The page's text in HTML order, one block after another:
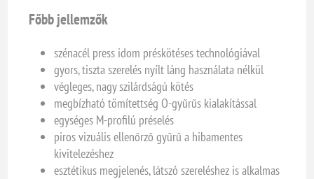
Főbb jellemzők
szénacél press idom préskötéses technológiával
gyors, tiszta szerelés nyílt láng használata nélkül
végleges, nagy szilárdságú kötés
megbízható tömítettség O-gyűrűs kialakítással
egységes M-profilú préselés
piros vizuális ellenőrző gyűrű a hibamentes
kivitelezéshez
esztétikus megjelenés, látszó szereléshez is alkalmas